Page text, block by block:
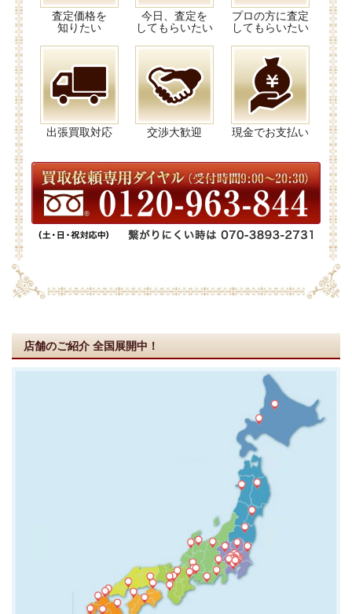
査定価格を
知りたい
今日、査定を
してもらいたい
プロの方に査定
してもらいたい
出張買取対応 交渉大歓迎 現金でお支払い
店舗のご紹介 全国展開中！